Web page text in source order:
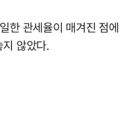
한 관세율이 매겨진 점에
않았다.